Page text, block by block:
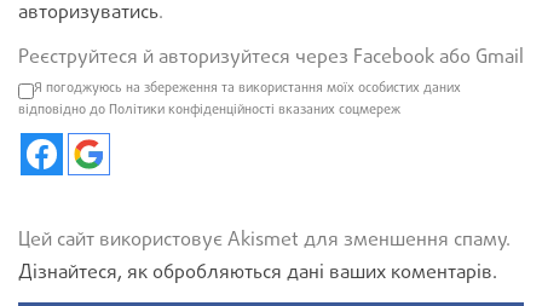
авторизуватись.
Реєструйтеся й авторизуйтеся через Facebook або Gmail
Я погоджуюсь на збереження та використання моїх особистих даних
відповідно до Політики конфіденційності вказаних соцмереж
Цей сайт використовує Akismet для зменшення спаму.
Дізнайтеся, як обробляються дані ваших коментарів.